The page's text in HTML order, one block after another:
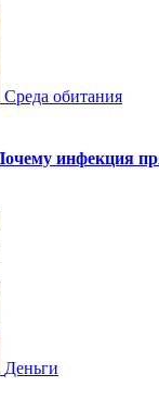
Среда обитания
инфекция
Деньги